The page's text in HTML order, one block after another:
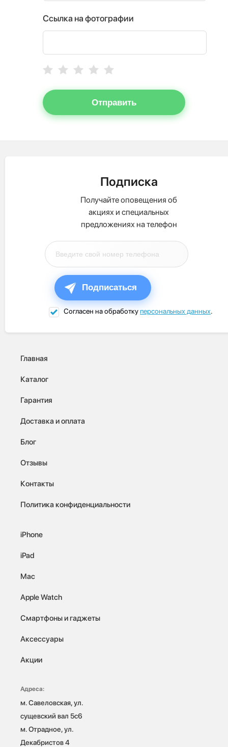
Ссылка на фотографии
Отправить
Подписка
Получайте оповещения об
акциях и специальных
предложениях на телефон
Подписаться
Согласен на обработкуперсональных данных.
Главная
Каталог
Гарантия
Доставка и оплата
Блог
Отзывы
Контакты
Политика конфиденциальности
iPhone
iPad
Mac
Apple Watch
Смартфоны и гаджеты
Аксессуары
Акции
Адреса:
м. Савеловская, ул.
сущевский вал 5с6
м. Отрадное, ул.
Декабристов 4